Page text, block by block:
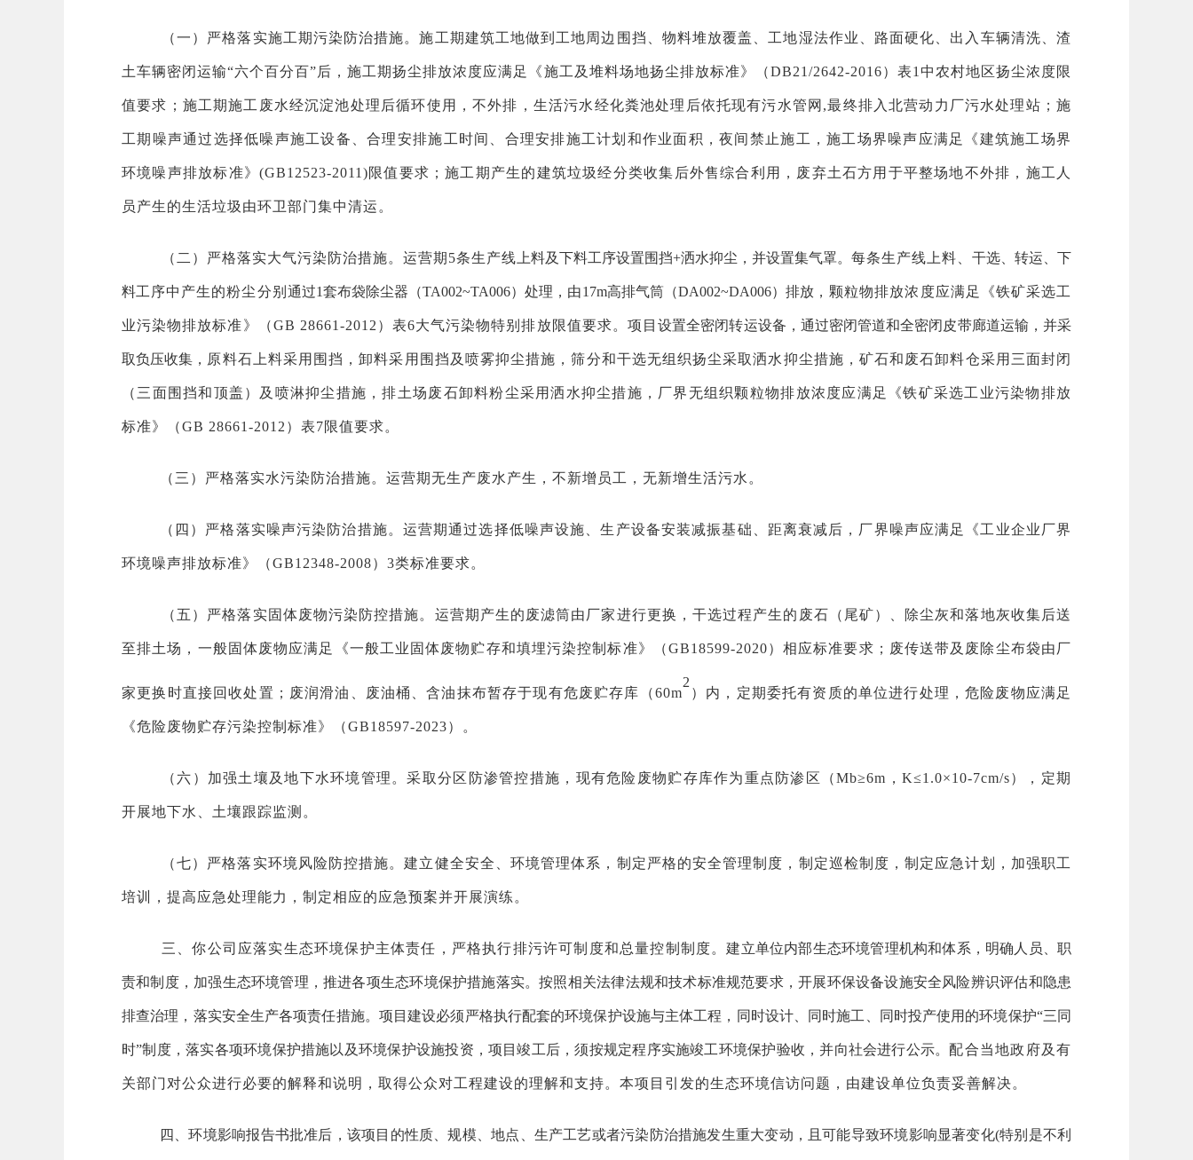
（一）严格落实施工期污染防治措施。施工期建筑工地做到工地周边围挡、物料堆放覆盖、工地湿法作业、路面硬化、出入车辆清洗、渣
土车辆密闭运输“六个百分百”后，施工期扬尘排放浓度应满足《施工及堆料场地扬尘排放标准》（DB21/2642-2016）表1中农村地区扬尘浓度限
值要求；施工期施工废水经沉淀池处理后循环使用，不外排，生活污水经化粪池处理后依托现有污水管网,最终排入北营动力厂污水处理站；施
工期噪声通过选择低噪声施工设备、合理安排施工时间、合理安排施工计划和作业面积，夜间禁止施工，施工场界噪声应满足《建筑施工场界
环境噪声排放标准》(GB12523-2011)限值要求；施工期产生的建筑垃圾经分类收集后外售综合利用，废弃土石方用于平整场地不外排，施工人
员产生的生活垃圾由环卫部门集中清运。
（二）严格落实大气污染防治措施。运营期5条生产线 上料及下料工序设置围挡+洒水抑尘，并设置集气罩。 每条生产线上料、 干选、转运、下
料工序中产生的粉尘分别 通过1套布袋除尘器（TA002~TA006）处理，由17m高排气筒（DA002~DA006）排放 ，颗粒物排放浓度应满足《铁矿采选工
业污染物排放标准》（GB 28661-2012）表6大气污染物特别排放限值要求。项目设置全密闭转运设备，通过密闭管道和全密闭皮带廊道运输，并采
取负压收集， 原料石上料采用围挡，卸料采用围挡及喷雾抑尘措施，筛分和干选无组织扬尘采取洒水抑尘措施，矿石和废石卸料仓采用三面封闭
（三面围挡和顶盖）及喷淋抑尘措施，排土场废石卸料粉尘采用洒水抑尘措施，厂界无组织颗粒物排放浓度应满足《铁矿采选工业污染物排放
标准》（GB 28661-2012）表7限值要求。
（三）严格落实水污染防治措施。运营期无生产废水产生，不新增员工，无新增生活污水。
（四）严格落实噪声污染防治措施。运营期通过选择低噪声设施、生产设备安装减振基础、距离衰减后，厂界噪声应满足《工业企业厂界
环境噪声排放标准》（GB12348-2008）3类标准要求。
（五）严格落实固体废物污染防控措施。运营期产生的废滤筒由厂家进行更换，干选过程产生的废石（尾矿）、除尘灰和落地灰收集后送
至排土场，一般固体废物应满足《一般工业固体废物贮存和填埋污染控制标准》（GB18599-2020）相应标准要求；废传送带及废除尘布袋由厂
家更换时直接回收处置；废润滑油、废油桶、含油抹布暂存于现有危废贮存库（60m
2
）内，定期委托有资质的单位进行处理，危险废物应满足
《危险废物贮存污染控制标准》（GB18597-2023）。
（六）加强土壤及地下水环境管理。采取分区防渗管控措施，现有危险废物贮存库作为重点防渗区（Mb≥6m，K≤1.0×10-7cm/s），定期
开展地下水、土壤跟踪监测。
（七）严格落实环境风险防控措施。建立健全安全、环境管理体系，制定严格的安全管理制度，制定巡检制度，制定应急计划，加强职工
培训，提高应急处理能力，制定相应的应急预案并开展演练。
三、你公司应落实生态环境保护主体责任，严格执行排污许可制度和总量控制制度。建立单位内部生态环境管理机构和体系，明确人员、职
责和制度，加强生态环境管理，推进各项生态环境保护措施落实。按照相关法律法规和技术标准规范要求，开展环保设备设施安全风险辨识评估和隐患
排查治理，落实安全生产各项责任措施。项目建设必须严格执行配套的环境保护设施与主体工程，同时设计、同时施工、同时投产使用的环境保护“三同
时”制度，落实各项环境保护措施以及环境保护设施投资，项目竣工后，须按规定程序实施竣工环境保护验收，并向社会进行公示。 配合当地政府及有
关部门对公众进行必要的解释和说明，取得公众对工程建设的理解和支持。本项目引发的生态环境信访问题，由建设单位负责妥善解决。
四、环境影响报告书批准后，该项目的性质、规模、地点、生产工艺或者污染防治措施发生重大变动，且可能导致环境影响显著变化(特别是不利